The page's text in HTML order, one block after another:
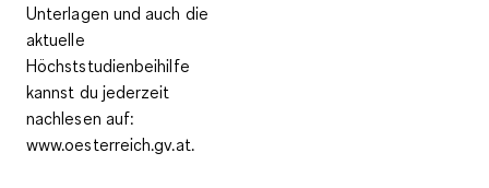
Unterlagen und auch die
aktuelle
Höchststudienbeihilfe
kannst du jederzeit
nachlesen auf:
www.oesterreich.gv.at.